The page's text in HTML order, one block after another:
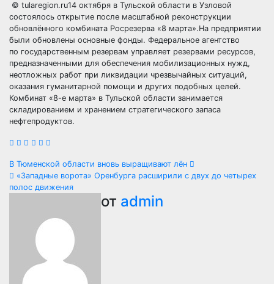
© tularegion.ru14 октября в Тульской области в Узловой
состоялось открытие после масштабной реконструкции
обновлённого комбината Росрезерва «8 марта».На предприятии
были обновлены основные фонды. Федеральное агентство
по государственным резервам управляет резервами ресурсов,
предназначенными для обеспечения мобилизационных нужд,
неотложных работ при ликвидации чрезвычайных ситуаций,
оказания гуманитарной помощи и других подобных целей.
Комбинат «8-е марта» в Тульской области занимается
складированием и хранением стратегического запаса
нефтепродуктов.
Навигация
по
записям
В Тюменской области вновь выращивают лён
«Западные ворота» Оренбурга расширили с двух до четырех
полос движения
от admin